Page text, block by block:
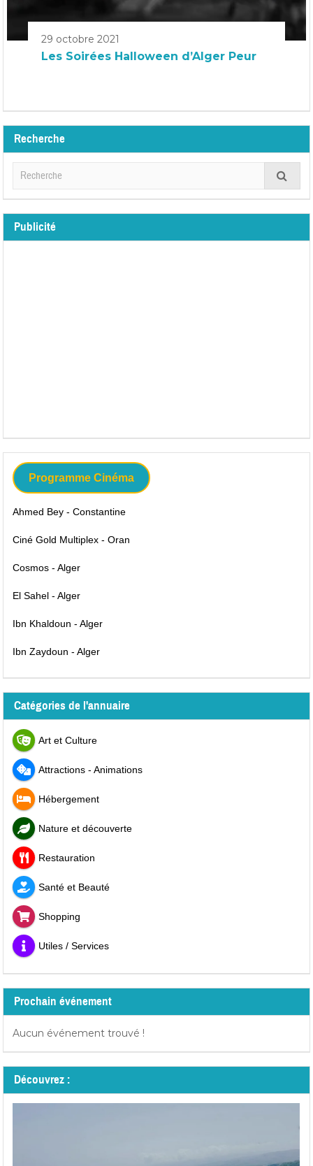
29 octobre 2021
Les Soirées Halloween d’Alger Peur
Recherche
Publicité
Programme Cinéma
Ahmed Bey - Constantine
Ciné Gold Multiplex - Oran
Cosmos - Alger
El Sahel - Alger
Ibn Khaldoun - Alger
Ibn Zaydoun - Alger
Catégories de l'annuaire
Art et Culture
Attractions - Animations
Hébergement
Nature et découverte
Restauration
Santé et Beauté
Shopping
Utiles / Services
Prochain événement
Aucun événement trouvé !
Découvrez :